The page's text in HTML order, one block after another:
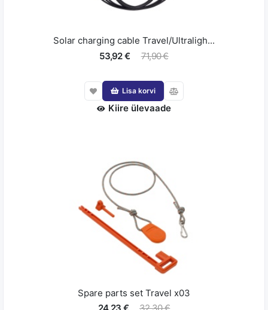
Solar charging cable Travel/Ultraligh...
53,92 €
71,90 €
Lisa korvi
Kiire ülevaade
Spare parts set Travel x03